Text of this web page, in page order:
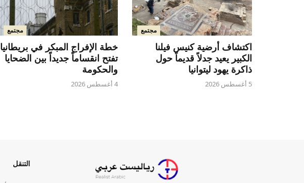
مجتمع
اكتشاف أرضية كنيس فيلنا
الكبير يعيد جدلاً قديماً حول
ذاكرة يهود ليتوانيا
5 أغسطس 2026
مجتمع
خطة الإفراج المبكر في بريطانيا
تفتح انقساماً جديداً بين الضحايا
والحكومة
4 أغسطس 2026
التنقل